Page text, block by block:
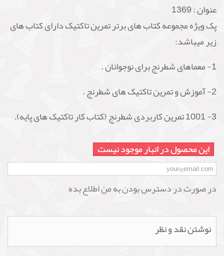
عنوان :1369
پک ویژه مجموعه کتاب های برتر تمرین تاکتیک دارای کتاب های
زیر میباشد:
1- معماهای شطرنج برای نوجوانان .
2- آموزش و تمرین تاکتیک های شطرنج .
3- 1001 تمرین کاربردی شطرنج (کتاب کار تاکتیک های پایه).
این محصول در انبار موجود نیست
در صورت در دسترس بودن به من اطلاع بده
نوشتن نقد و نظر